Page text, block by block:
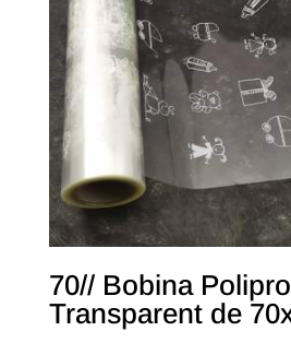
70// Bobina
Transparent de